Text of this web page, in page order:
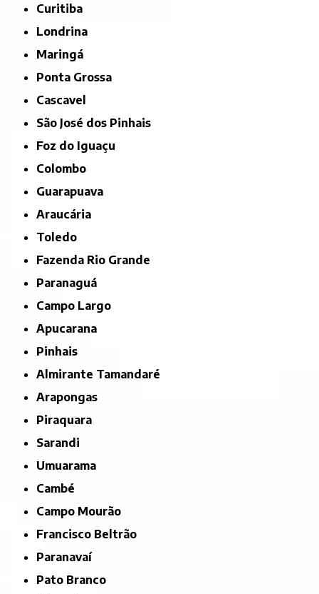
Curitiba
Londrina
Maringá
Ponta Grossa
Cascavel
São José dos Pinhais
Foz do Iguaçu
Colombo
Guarapuava
Araucária
Toledo
Fazenda Rio Grande
Paranaguá
Campo Largo
Apucarana
Pinhais
Almirante Tamandaré
Arapongas
Piraquara
Sarandi
Umuarama
Cambé
Campo Mourão
Francisco Beltrão
Paranavaí
Pato Branco